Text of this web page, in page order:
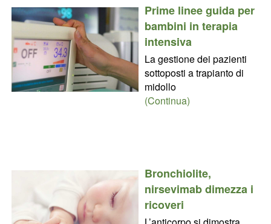
Prime linee guida per
bambini in terapia
intensiva
La gestione dei pazienti
sottoposti a trapianto di
midollo
(Continua)
Bronchiolite,
nirsevimab dimezza i
ricoveri